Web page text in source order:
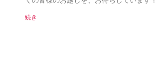
続き